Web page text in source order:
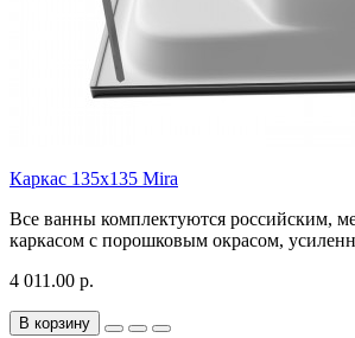
Каркас 135х135 Mira
Все ванны комплектуются российским,
каркасом с порошковым окрасом,
4 011.00 р.
В корзину